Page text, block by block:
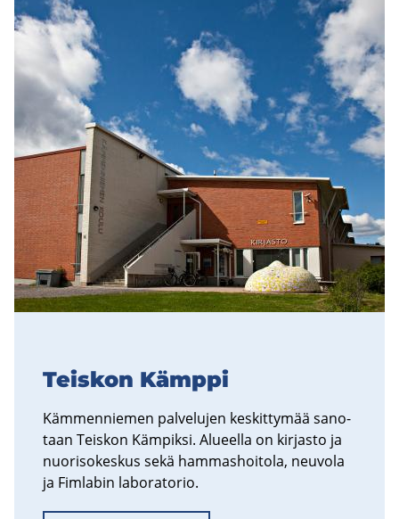
Teis­kon Kämp­pi
Käm­men­nie­men pal­ve­lu­jen kes­kit­ty­mää sa­no­
taan Teis­kon Käm­pik­si. Alu­eel­la on kir­jas­to ja
nuo­ri­so­kes­kus sekä ham­mas­hoi­to­la, neu­vo­la
ja Fim­la­bin la­bo­ra­to­rio.